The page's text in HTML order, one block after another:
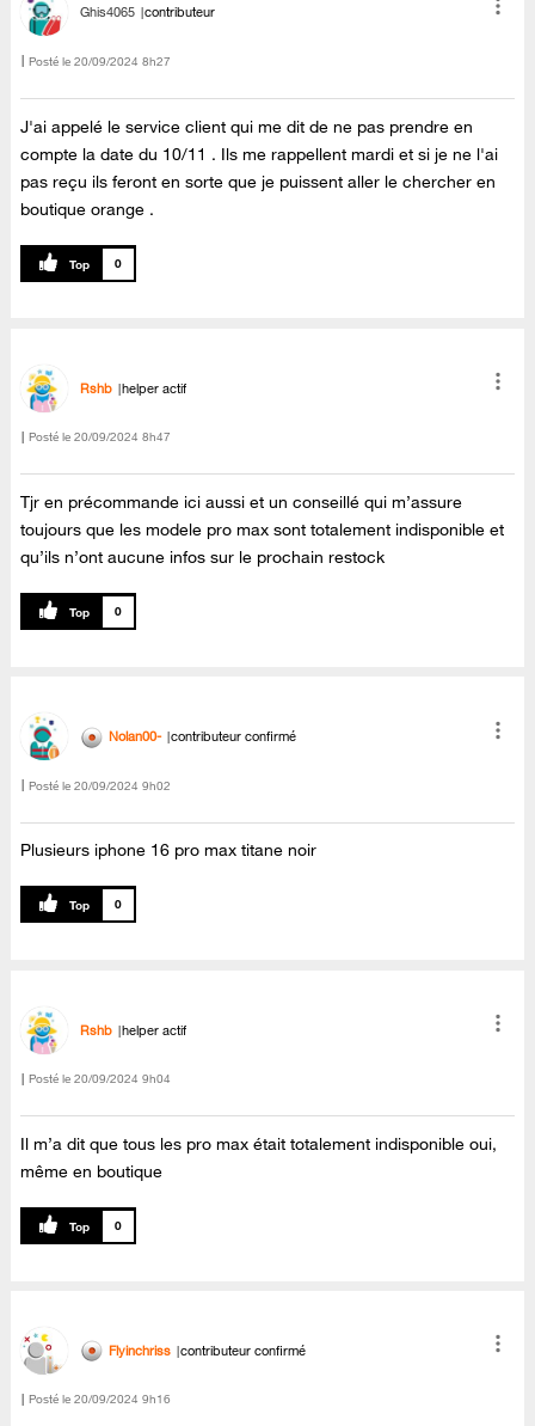
Ghis4065 contributeur
Posté le ‎20/09/2024 8h27
J'ai appelé le service client qui me dit de ne pas prendre en
compte la date du 10/11 . Ils me rappellent mardi et si je ne l'ai
pas reçu ils feront en sorte que je puissent aller le chercher en
boutique orange .
0
Rshb helper actif
Posté le ‎20/09/2024 8h47
Tjr en précommande ici aussi et un conseillé qui m’assure
toujours que les modele pro max sont totalement indisponible et
qu’ils n’ont aucune infos sur le prochain restock
0
Nolan00- contributeur confirmé
Posté le ‎20/09/2024 9h02
Plusieurs iphone 16 pro max titane noir
0
Rshb helper actif
Posté le ‎20/09/2024 9h04
Il m’a dit que tous les pro max était totalement indisponible oui,
même en boutique
0
Flyinchriss contributeur confirmé
Posté le ‎20/09/2024 9h16